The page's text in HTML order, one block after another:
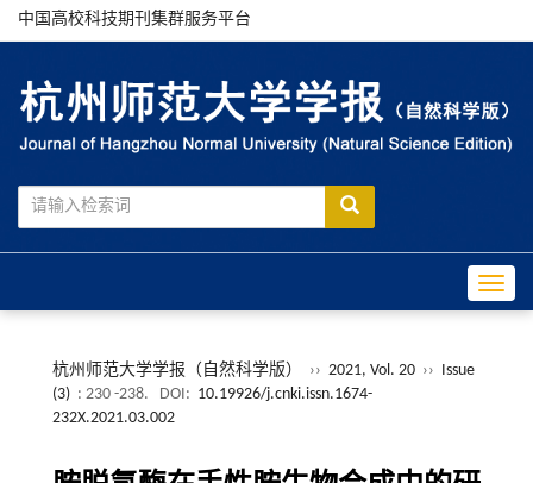
中国高校科技期刊集群服务平台
杭州师范大学学报（自然科学版） ›› 2021, Vol. 20 ›› Issue
(3) : 230 -238. DOI: 10.19926/j.cnki.issn.1674-
232X.2021.03.002